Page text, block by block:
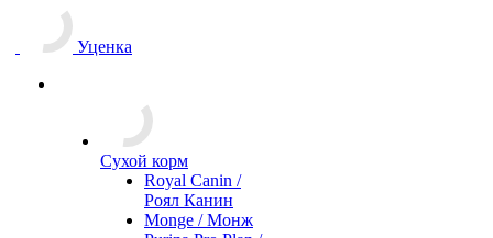
Уценка
Сухой корм
Royal Canin /
Роял Канин
Monge / Монж